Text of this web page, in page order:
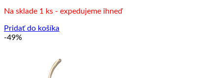
bola:
je:
Na sklade 1 ks - expedujeme ihneď
Pridať do košíka
-49%